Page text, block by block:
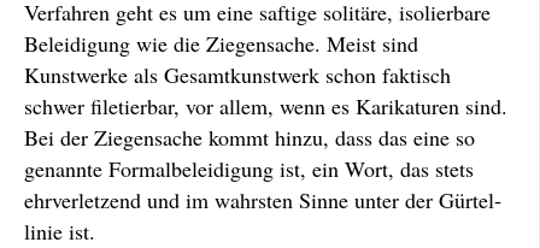
Verfahren geht es um eine saftige solitäre, isolierbare
Beleidigung wie die Ziegen­sache. Meist sind
Kunstwerke als Gesamtkunstwerk schon faktisch
schwer filetier­bar, vor allem, wenn es Karikaturen sind.
Bei der Ziegensache kommt hinzu, dass das eine so
genannte Formal­beleidigung ist, ein Wort, das stets
ehrverletzend und im wahrsten Sinne unter der Gürtel­
linie ist.